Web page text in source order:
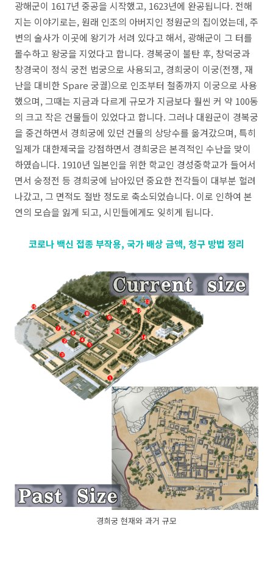
광해군이 1617년 중공을 시작했고, 1623년에 완공됩니다. 전해
지는 이야기로는, 원래 인조의 아버지인 정원군의 집이었는데, 주
변의 술사가 이곳에 왕기가 서려 있다고 해서, 광해군이 그 터를
몰수하고 왕궁을 지었다고 합니다. 경복궁이 불탄 후, 창덕궁과
창경국이 정식 궁전 법궁으로 사용되고, 경희궁이 이궁(전쟁, 재
난을 대비한 Spare 궁궐)으로 인조부터 철종까지 이궁으로 사용
했으며, 그때는 지금과 다르게 규모가 지금보다 훨씬 커 약 100동
의 크고 작은 건물들이 있었다고 합니다. 그러나 대원군이 경복궁
을 중건하면서 경희궁에 있던 건물의 상당수를 옮겨갔으며, 특히
일제가 대한제국을 강점하면서 경희궁은 본격적인 수난을 맞이
하였습니다. 1910년 일본인을 위한 학교인 경성중학교가 들어서
면서 숭정전 등 경희궁에 남아있던 중요한 전각들이 대부분 헐려
나갔고, 그 면적도 절반 정도로 축소되었습니다. 이로 인하여 본
연의 모습을 잃게 되고, 시민들에게도 잊히게 됩니다.
코로나 백신 접종 부작용, 국가 배상 금액, 청구 방법 정리
경희궁 현재와 과거 규모